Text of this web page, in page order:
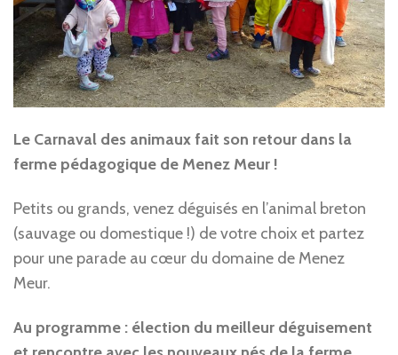
Le Carnaval des animaux fait son retour dans la
ferme pédagogique de Menez Meur !
Petits ou grands, venez déguisés en l’animal breton
(sauvage ou domestique !) de votre choix et partez
pour une parade au cœur du domaine de Menez
Meur.
Au programme : élection du meilleur déguisement